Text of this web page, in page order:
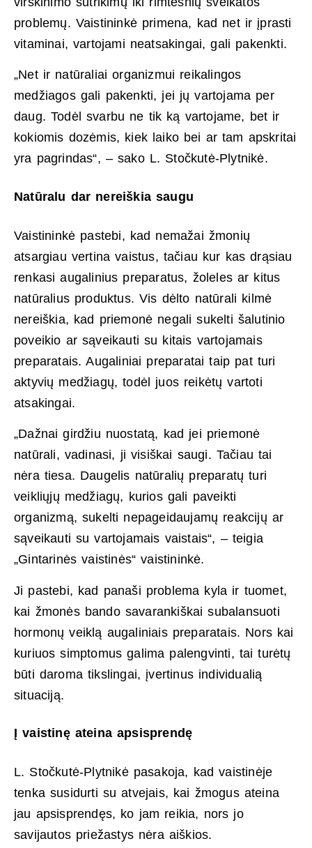
problemų. Vaistininkė primena, kad net ir įprasti
vitaminai, vartojami neatsakingai, gali pakenkti.
„Net ir natūraliai organizmui reikalingos
medžiagos gali pakenkti, jei jų vartojama per
daug. Todėl svarbu ne tik ką vartojame, bet ir
kokiomis dozėmis, kiek laiko bei ar tam apskritai
yra pagrindas“, – sako L. Stočkutė-Plytnikė.
Natūralu dar nereiškia saugu
Vaistininkė pastebi, kad nemažai žmonių
atsargiau vertina vaistus, tačiau kur kas drąsiau
renkasi augalinius preparatus, žoleles ar kitus
natūralius produktus. Vis dėlto natūrali kilmė
nereiškia, kad priemonė negali sukelti šalutinio
poveikio ar sąveikauti su kitais vartojamais
preparatais. Augaliniai preparatai taip pat turi
aktyvių medžiagų, todėl juos reikėtų vartoti
atsakingai.
„Dažnai girdžiu nuostatą, kad jei priemonė
natūrali, vadinasi, ji visiškai saugi. Tačiau tai
nėra tiesa. Daugelis natūralių preparatų turi
veikliųjų medžiagų, kurios gali paveikti
organizmą, sukelti nepageidaujamų reakcijų ar
sąveikauti su vartojamais vaistais“, – teigia
„Gintarinės vaistinės“ vaistininkė.
Ji pastebi, kad panaši problema kyla ir tuomet,
kai žmonės bando savarankiškai subalansuoti
hormonų veiklą augaliniais preparatais. Nors kai
kuriuos simptomus galima palengvinti, tai turėtų
būti daroma tikslingai, įvertinus individualią
situaciją.
Į vaistinę ateina apsisprendę
L. Stočkutė-Plytnikė pasakoja, kad vaistinėje
tenka susidurti su atvejais, kai žmogus ateina
jau apsisprendęs, ko jam reikia, nors jo
savijautos priežastys nėra aiškios.